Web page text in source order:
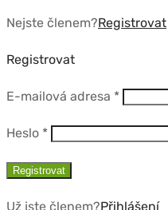
Nejste členem?Registrovat
Registrovat
E-mailová adresa *Povinné
Heslo *Povinné
Registrovat
Už jste členem?Přihlášení